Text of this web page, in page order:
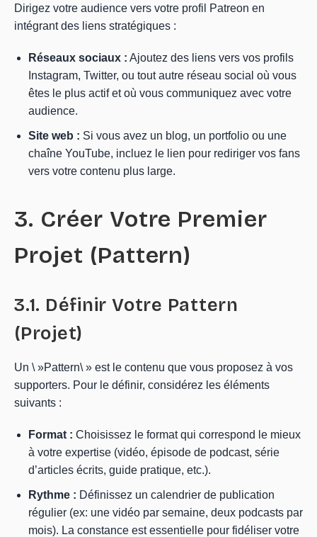
Dirigez votre audience vers votre profil Patreon en
intégrant des liens stratégiques :
Réseaux sociaux : Ajoutez des liens vers vos profils
Instagram, Twitter, ou tout autre réseau social où vous
êtes le plus actif et où vous communiquez avec votre
audience.
Site web : Si vous avez un blog, un portfolio ou une
chaîne YouTube, incluez le lien pour rediriger vos fans
vers votre contenu plus large.
3. Créer Votre Premier
Projet (Pattern)
3.1. Définir Votre Pattern
(Projet)
Un \ »Pattern\ » est le contenu que vous proposez à vos
supporters. Pour le définir, considérez les éléments
suivants :
Format : Choisissez le format qui correspond le mieux
à votre expertise (vidéo, épisode de podcast, série
d’articles écrits, guide pratique, etc.).
Rythme : Définissez un calendrier de publication
régulier (ex: une vidéo par semaine, deux podcasts par
mois). La constance est essentielle pour fidéliser votre